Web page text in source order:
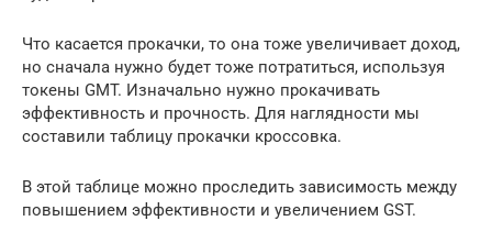
Что касается прокачки, то она тоже увеличивает доход,
но сначала нужно будет тоже потратиться, используя
токены GMT. Изначально нужно прокачивать
эффективность и прочность. Для наглядности мы
составили таблицу прокачки кроссовка.
В этой таблице можно проследить зависимость между
повышением эффективности и увеличением GST.